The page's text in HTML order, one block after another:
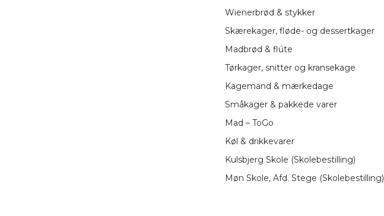
Wienerbrød & stykker
Skærekager, fløde- og dessertkager
Madbrød & flúte
Tørkager, snitter og kransekage
Kagemand & mærkedage
Småkager & pakkede varer
Mad – ToGo
Køl & drikkevarer
Kulsbjerg Skole (Skolebestilling)
Møn Skole, Afd. Stege (Skolebestilling)